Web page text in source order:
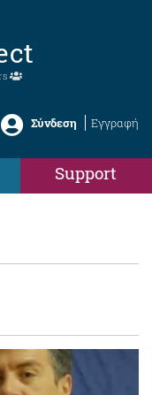
Σύνδεση Εγγραφή
Support